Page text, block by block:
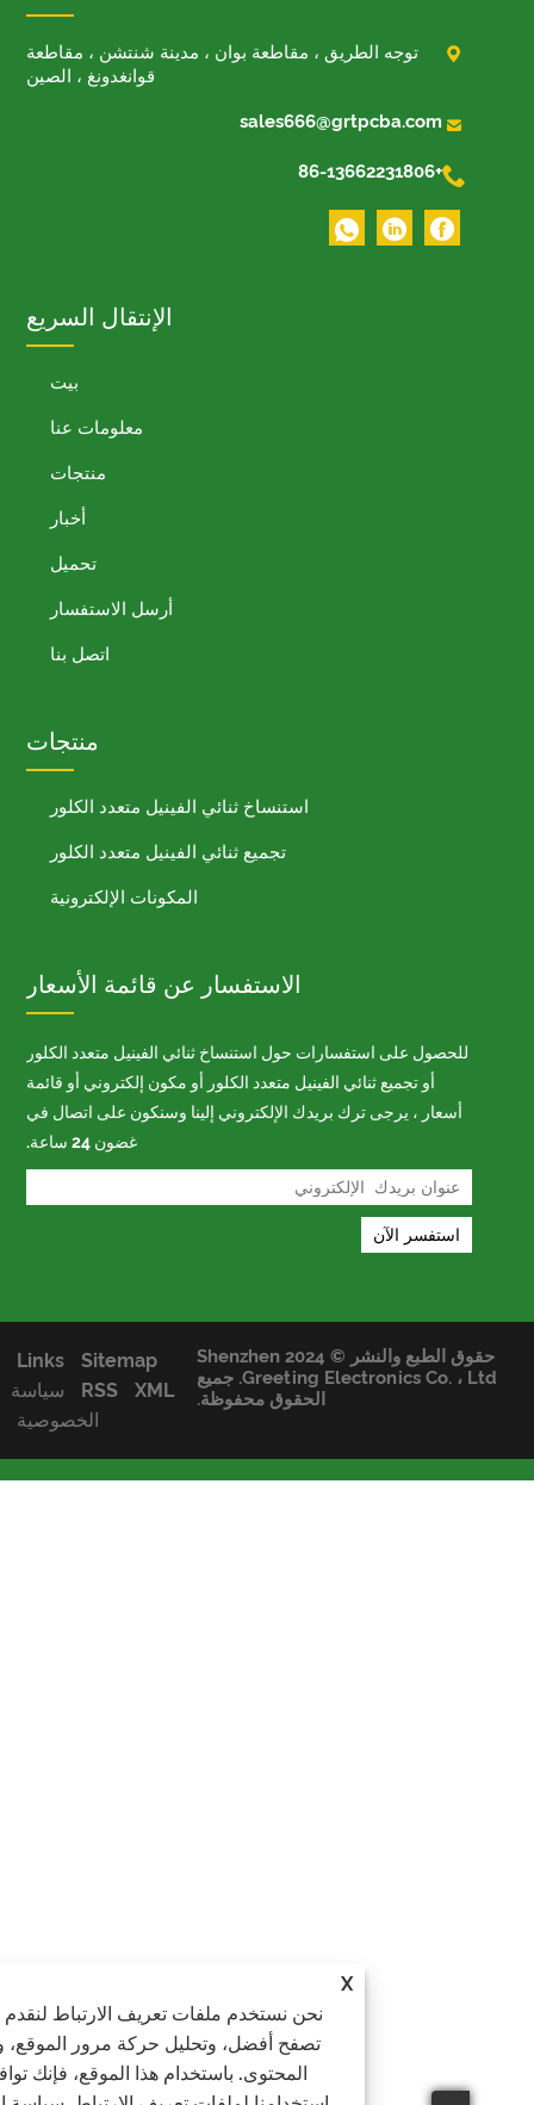
نحن نستخدم ملفات تعريف الارتباط لنقدم لك
تصفح أفضل، وتحليل حركة مرور الموقع،
المحتوى. باستخدام هذا الموقع، فإنك توافق على
توجه الطريق ، مقاطعة بوان ، مدينة شنتشن ، مقاطعة
قوانغدونغ ، الصين
sales666@grtpcba.com
الإنتقال السريع
معلومات عنا
أرسل الاستفسار
منتجات
استنساخ ثنائي الفينيل متعدد الكلور
تجميع ثنائي الفينيل متعدد الكلور
المكونات الإلكترونية
الاستفسار عن قائمة الأسعار
للحصول على استفسارات حول استنساخ ثنائي الفينيل متعدد الكلور
أو تجميع ثنائي الفينيل متعدد الكلور أو مكون إلكتروني أو قائمة
أسعار ، يرجى ترك بريدك الإلكتروني إلينا وسنكون على اتصال في
حقوق الطبع والنشر © 2024 Shenzhen
Greeting Electronics Co. ، Ltd. جميع
الحقوق محفوظة.
Links
Sitemap
RSS
XML
سياسة
الخصوصية